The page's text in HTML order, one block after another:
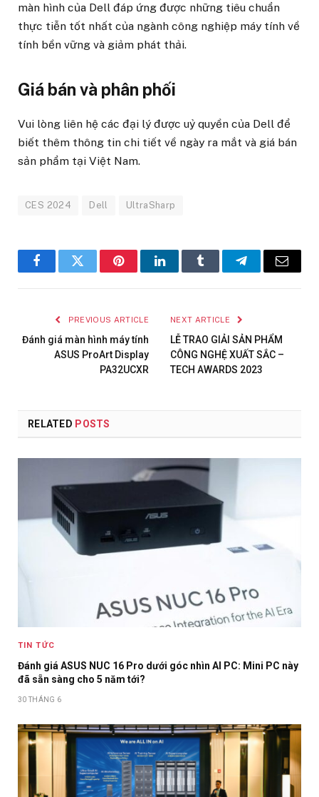
màn hình của Dell đáp ứng được những tiêu chuẩn
thực tiễn tốt nhất của ngành công nghiệp máy tính về
tính bền vững và giảm phát thải.
Giá bán và phân phối
Vui lòng liên hệ các đại lý được uỷ quyền của Dell để
biết thêm thông tin chi tiết về ngày ra mắt và giá bán
sản phẩm tại Việt Nam.
CES 2024 Dell UltraSharp
FacebookTwitter PinterestLinkedInTumblr TelegramEmail
PREVIOUS ARTICLE
Đánh giá màn hình máy tính
ASUS ProArt Display
PA32UCXR
NEXT ARTICLE
LỄ TRAO GIẢI SẢN PHẨM
CÔNG NGHỆ XUẤT SẮC –
TECH AWARDS 2023
RELATED POSTS
TIN TỨC
Đánh giá ASUS NUC 16 Pro dưới góc nhìn AI PC: Mini PC này
đã sẵn sàng cho 5 năm tới?
30 THÁNG 6